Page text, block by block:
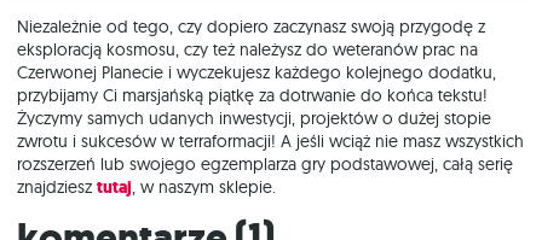
Niezależnie od tego, czy dopiero zaczynasz swoją przygodę z
eksploracją kosmosu, czy też należysz do weteranów prac na
Czerwonej Planecie i wyczekujesz każdego kolejnego dodatku,
przybijamy Ci marsjańską piątkę za dotrwanie do końca tekstu!
Życzymy samych udanych inwestycji, projektów o dużej stopie
zwrotu i sukcesów w terraformacji! A jeśli wciąż nie masz wszystkich
rozszerzeń lub swojego egzemplarza gry podstawowej, całą serię
znajdziesz tutaj, w naszym sklepie.